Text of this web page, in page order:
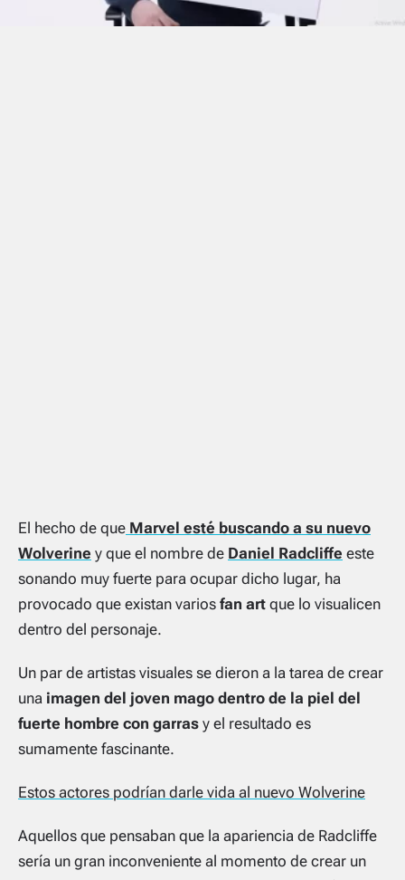
El hecho de que Marvel esté buscando a su nuevo
Wolverine y que el nombre de Daniel Radcliffe este
sonando muy fuerte para ocupar dicho lugar, ha
provocado que existan varios fan art que lo visualicen
dentro del personaje.
Un par de artistas visuales se dieron a la tarea de crear
una imagen del joven mago dentro de la piel del
fuerte hombre con garras y el resultado es
sumamente fascinante.
Estos actores podrían darle vida al nuevo Wolverine
Aquellos que pensaban que la apariencia de Radcliffe
sería un gran inconveniente al momento de crear un